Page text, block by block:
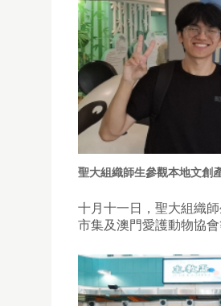
聖大組織師生參觀本地文創
十月十一日，聖大組織
市集及澳門愛護動物協